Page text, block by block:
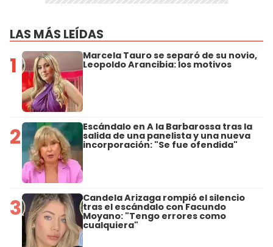
LAS MÁS LEÍDAS
1 Marcela Tauro se separó de su novio,
Leopoldo Arancibia: los motivos
2 Escándalo en A la Barbarossa tras la
salida de una panelista y una nueva
incorporación: "Se fue ofendida"
3 Candela Arizaga rompió el silencio
tras el escándalo con Facundo
Moyano: "Tengo errores como
cualquiera"